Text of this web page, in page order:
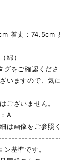
着丈：74.5cm
綿）
グをご確認くだ
いますので、気
ございません。
A
は画像をご参照
基準です。